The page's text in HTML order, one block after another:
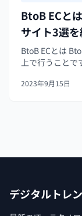
BtoB ECと
サイト3選
BtoB ECとは
上で行うことで
対して商売を行
2023年9月15日
デジタルトレ